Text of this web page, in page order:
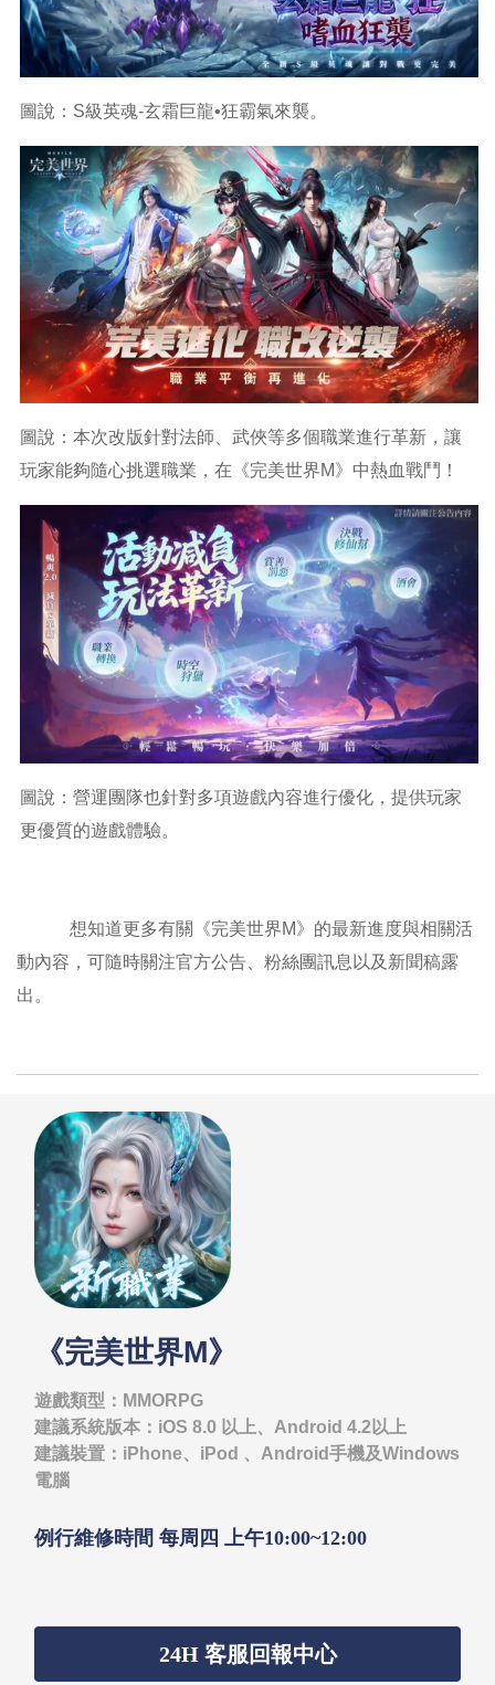
圖說：S級英魂-玄霜巨龍•狂霸氣來襲。
圖說：本次改版針對法師、武俠等多個職業進行革新，讓
玩家能夠隨心挑選職業，在《完美世界M》中熱血戰鬥！
圖說：營運團隊也針對多項遊戲內容進行優化，提供玩家
更優質的遊戲體驗。
想知道更多有關《完美世界M》的最新進度與相關活
動內容，可隨時關注官方公告、粉絲團訊息以及新聞稿露
出。
《完美世界M》
遊戲類型：MMORPG
建議系統版本：iOS 8.0 以上、Android 4.2以上
建議裝置：iPhone、iPod 、Android手機及Windows
電腦
例行維修時間 每周四 上午10:00~12:00
24H 客服回報中心